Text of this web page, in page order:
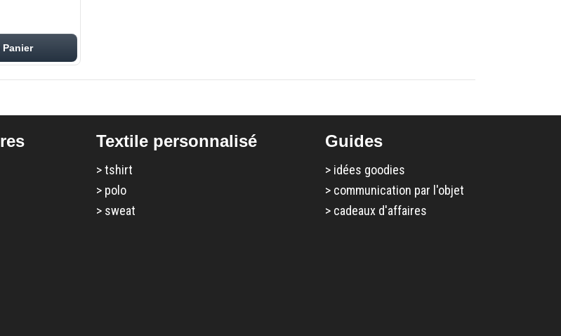
Textile personnalisé
>tshirt
> polo
> sweat
Guides
> idées goodies
> communication par l'objet
> cadeaux d'affaires